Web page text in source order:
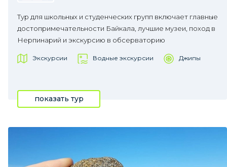
Тур для школьных и студенческих групп включает главные
достопримечательности Байкала, лучшие музеи, поход в
Нерпинарий и экскурсию в обсерваторию
Экскурсии Водные экскурсии Джипы
показать тур